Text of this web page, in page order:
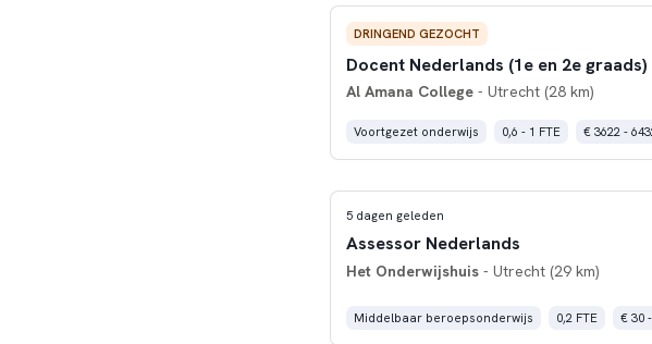
DRINGEND GEZOCHT
Docent Nederlands (1e en 2e graads)
Al Amana College- Utrecht (28 km)
Voortgezet onderwijs 0,6 - 1 FTE € 3622 -
5 dagen geleden
Assessor Nederlands
Het Onderwijshuis- Utrecht (29 km)
Middelbaar beroepsonderwijs 0,2 FTE € 30